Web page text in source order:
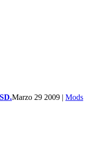
Marzo 29 2009 | Mods